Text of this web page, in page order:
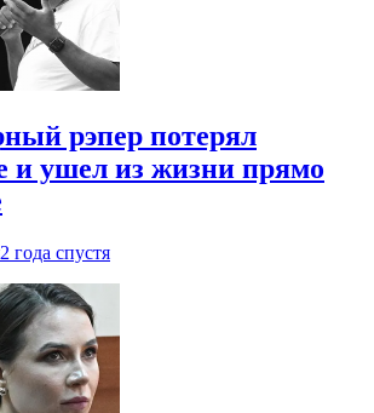
рэпер потерял
и ушел из жизни прямо
2 года спустя